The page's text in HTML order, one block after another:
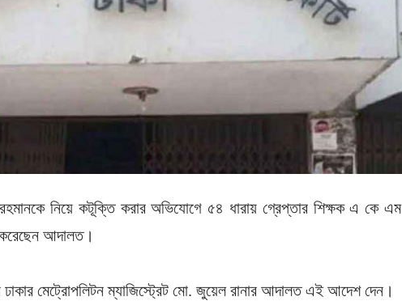
রহমানকে নিয়ে কটূক্তি করার অভিযোগে ৫৪ ধারায় গ্রেপ্তার শিক্ষক এ কে এম
আদালত।
ঢাকার মেট্রোপলিটন ম্যাজিস্ট্রেট মো. জুয়েল রানার আদালত এই আদেশ দেন।